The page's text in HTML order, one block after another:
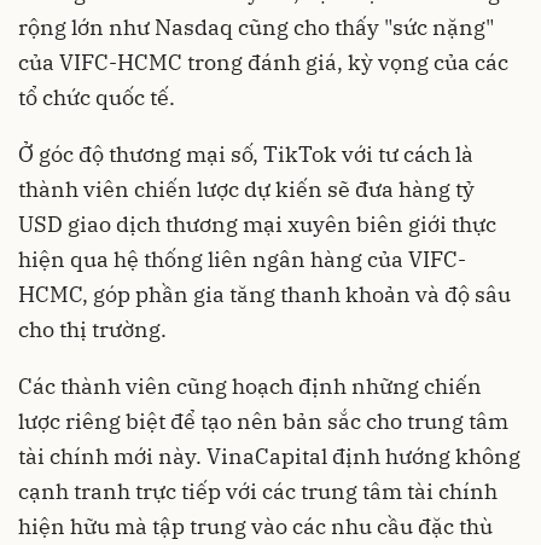
rộng lớn như Nasdaq cũng cho thấy "sức nặng"
của VIFC-HCMC trong đánh giá, kỳ vọng của các
tổ chức quốc tế.
Ở góc độ thương mại số, TikTok với tư cách là
thành viên chiến lược dự kiến sẽ đưa hàng tỷ
USD giao dịch thương mại xuyên biên giới thực
hiện qua hệ thống liên ngân hàng của VIFC-
HCMC, góp phần gia tăng thanh khoản và độ sâu
cho thị trường.
Các thành viên cũng hoạch định những chiến
lược riêng biệt để tạo nên bản sắc cho trung tâm
tài chính mới này. VinaCapital định hướng không
cạnh tranh trực tiếp với các trung tâm tài chính
hiện hữu mà tập trung vào các nhu cầu đặc thù